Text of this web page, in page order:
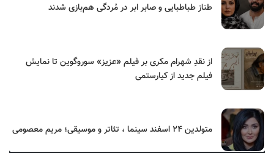
طناز طباطبایی و صابر ابر در مُردگی هم‌بازی شدند
از نقدِ شهرام مکری بر فیلم «عزیز» سوروگوین تا نمایش
فیلم جدید از کیارستمی
متولدین ۲۴ اسفند سینما ، تئاتر و موسیقی؛ مریم معصومی